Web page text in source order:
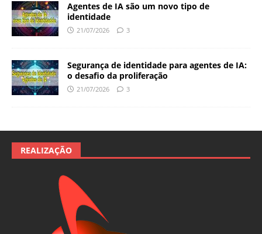
Agentes de IA são um novo tipo de
identidade
21/07/2026 3
Segurança de identidade para agentes de IA:
o desafio da proliferação
21/07/2026 3
REALIZAÇÃO